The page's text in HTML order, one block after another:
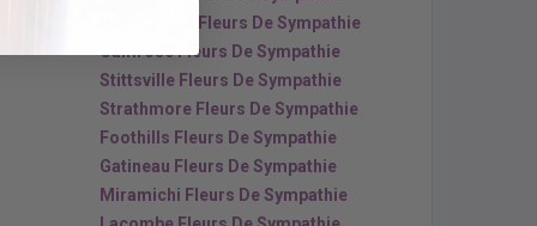
Indian Head Fleurs De Sympathie
Camrose Fleurs De Sympathie
Stittsville Fleurs De Sympathie
Strathmore Fleurs De Sympathie
Foothills Fleurs De Sympathie
Gatineau Fleurs De Sympathie
Miramichi Fleurs De Sympathie